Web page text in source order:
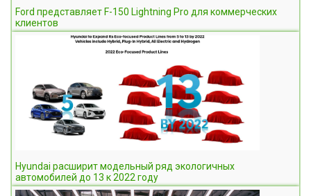
Ford представляет F-150 Lightning Pro для коммерческих
клиентов
Hyundai расширит модельный ряд экологичных
автомобилей до 13 к 2022 году